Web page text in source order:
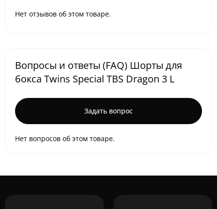
Нет отзывов об этом товаре.
Вопросы и ответы (FAQ) Шорты для
бокса Twins Special TBS Dragon 3 L
Задать вопрос
Нет вопросов об этом товаре.